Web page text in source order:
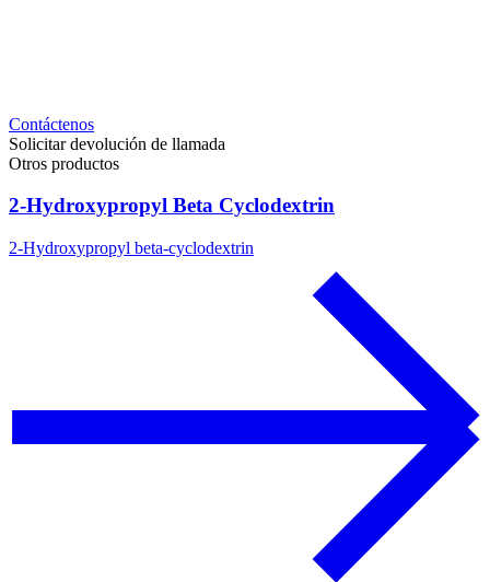
Contáctenos
Solicitar devolución de llamada
Otros productos
2-Hydroxypropyl Beta Cyclodextrin
2-Hydroxypropyl beta-cyclodextrin